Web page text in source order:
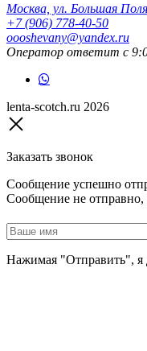
Москва, ул. Большая
+7 (906) 778-40-50
oooshevany@yandex.ru
Оператор ответит с
lenta-scotch.ru 2026
Заказать звонок
Сообщение успешно
Сообщение не
Нажимая "Отправить", я